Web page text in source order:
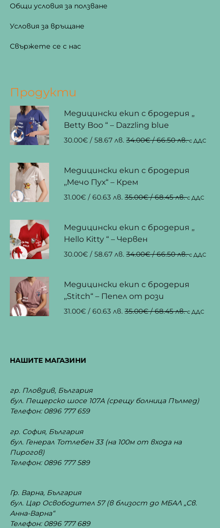
Общи условия за ползване
Условия за връщане
Свържете се с нас
Продукти
Медицински екип с бродерия ,,
Betty Boo “ – Dazzling blue
30.00€ / 58.67 лв. 34.00€/ 66.50 лв.с ДДС
Медицински екип с бродерия
,,Мечо Пух“ – Крем
31.00€ / 60.63 лв. 35.00€/ 68.45 лв.с ДДС
Медицински екип с бродерия ,,
Hello Kitty “ – Червен
30.00€ / 58.67 лв. 34.00€/ 66.50 лв.с ДДС
Медицински екип с бродерия
,,Stitch“ – Пепел от рози
31.00€ / 60.63 лв. 35.00€/ 68.45 лв.с ДДС
НАШИТЕ МАГАЗИНИ
гр. Пловдив, България
бул. Пещерско шосе 107А (срещу болница Пълмед)
Телефон: 0896 777 659
гр. София, България
бул. Генерал Тотлебен 33(на 100м от входа на
Пирогов)
Телефон: 0896 777 589
Гр. Варна, България
бул. Цар Освободител 57 (в близост до МБАЛ „Св.
Анна-Варна“
Телефон: 0896 777 689